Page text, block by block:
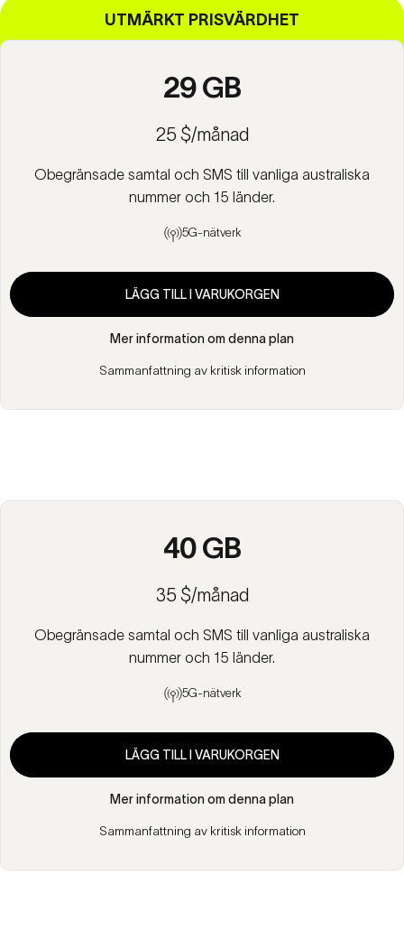
UTMÄRKT PRISVÄRDHET
29 GB
25 $/månad
Obegränsade samtal och SMS till vanliga australiska
nummer och 15 länder.
5G-nätverk
LÄGG TILL I VARUKORGEN
Mer information om denna plan
Sammanfattning av kritisk information
40 GB
35 $/månad
Obegränsade samtal och SMS till vanliga australiska
nummer och 15 länder.
5G-nätverk
LÄGG TILL I VARUKORGEN
Mer information om denna plan
Sammanfattning av kritisk information